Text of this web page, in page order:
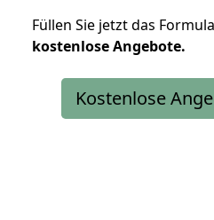
Füllen Sie jetzt das
kostenloseAngebote.
Kostenlose